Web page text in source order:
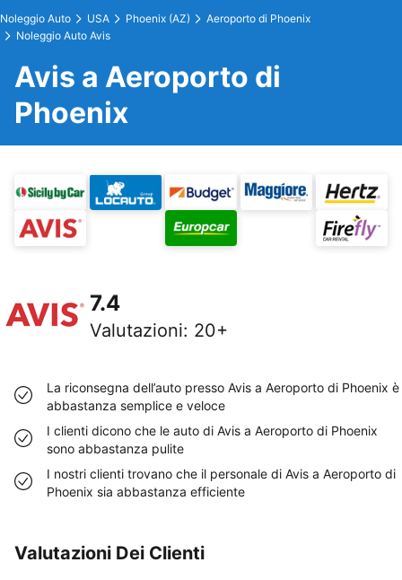
Noleggio Auto USA Phoenix (AZ)
Aeroporto di Phoenix
Noleggio Auto Avis
Avis a Aeroporto di
Phoenix
7.4
Valutazioni: 20+
La riconsegna dell’auto presso Avis a Aeroporto di Phoenix è
abbastanza semplice e veloce
I clienti dicono che le auto di Avis a Aeroporto di Phoenix
sono abbastanza pulite
I nostri clienti trovano che il personale di Avis a Aeroporto di
Phoenix sia abbastanza efficiente
Valutazioni Dei Clienti